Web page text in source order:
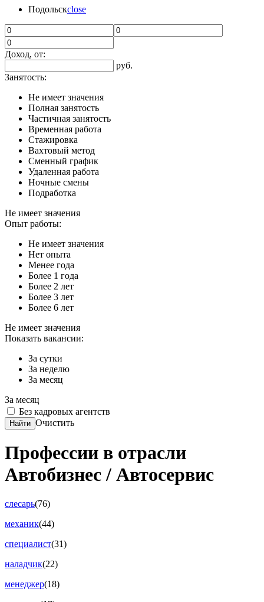
Подольскclose
Доход, от:
руб.
Занятость:
Не имеет значения
Полная занятость
Частичная занятость
Временная работа
Стажировка
Вахтовый метод
Сменный график
Удаленная работа
Ночные смены
Подработка
Не имеет значения
Опыт работы:
Не имеет значения
Нет опыта
Менее года
Более 1 года
Более 2 лет
Более 3 лет
Более 6 лет
Не имеет значения
Показать вакансии:
За сутки
За неделю
За месяц
За месяц
Без кадровых агентств
Найти Очистить
Профессии в отрасли
Автобизнес / Автосервис
слесарь(76)
механик(44)
специалист(31)
наладчик(22)
менеджер(18)